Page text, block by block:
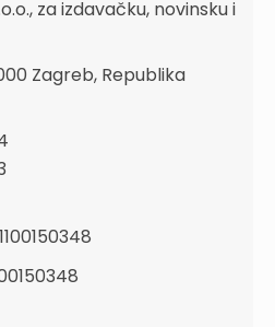
za izdavačku, novinsku i
Zagreb, Republika